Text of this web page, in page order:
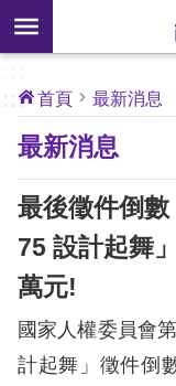
前往主要內容區塊
搜
尋
開
新
]
核
心
人
權
公
約
關
於
本
會
:::
首頁 最新消息
最新消息
最後徵件倒
75 設計起舞
萬元!
國家人權委員會
計起舞」徵件倒